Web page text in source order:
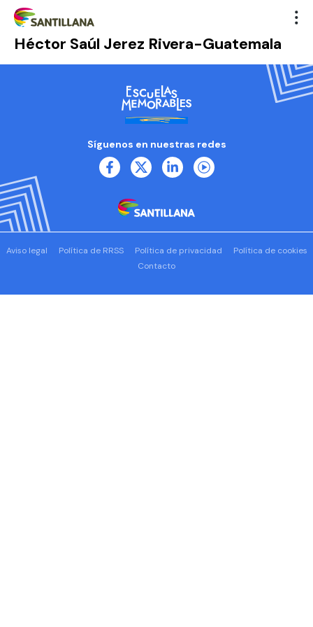
Héctor Saúl Jerez Rivera-Guatemala
Síguenos en nuestras redes
Aviso legal Política de RRSS Política de privacidad
Política de cookies
Contacto